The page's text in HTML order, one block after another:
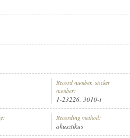
1 ERZH. FRIEDRICH, VEZÉNYEL:
Record number, sticker
number:
1-23226, 3010-t
Recording method:
akusztikus